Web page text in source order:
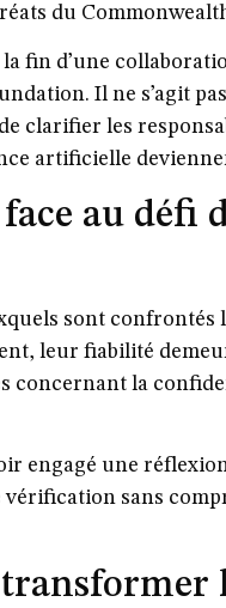
du
fin d’une
Il ne s’agit
clarifier les
artificielle
au défi
sont confrontés
leur fiabilité
concernant la
engagé une
vérification sans